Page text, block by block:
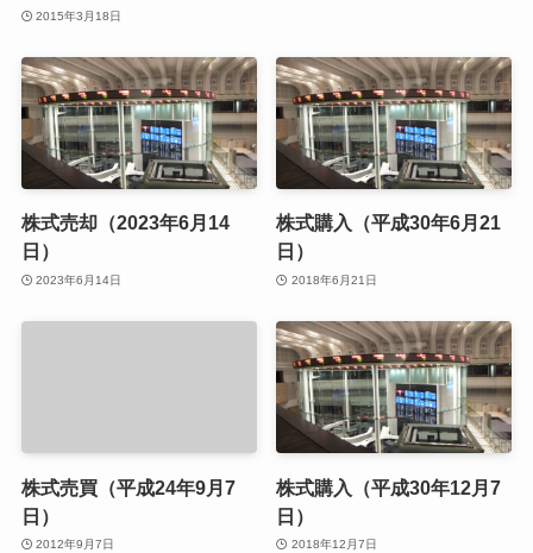
2015年3月18日
株式売却（2023年6月14
日）
2023年6月14日
株式購入（平成30年6月21
日）
2018年6月21日
株式売買（平成24年9月7
日）
2012年9月7日
株式購入（平成30年12月7
日）
2018年12月7日